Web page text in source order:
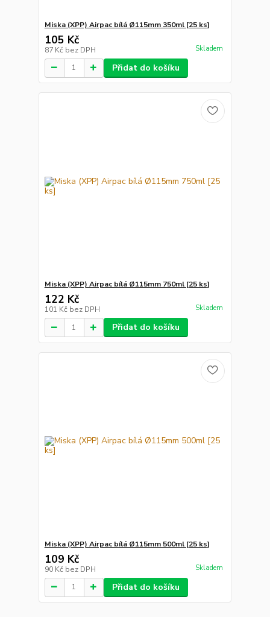
Miska (XPP) Airpac bílá Ø115mm 350ml [25 ks]
105 Kč
87 Kč bez DPH Skladem
Přidat do košíku
Miska (XPP) Airpac bílá Ø115mm 750ml [25 ks]
122 Kč
101 Kč bez DPH Skladem
Přidat do košíku
Miska (XPP) Airpac bílá Ø115mm 500ml [25 ks]
109 Kč
90 Kč bez DPH Skladem
Přidat do košíku